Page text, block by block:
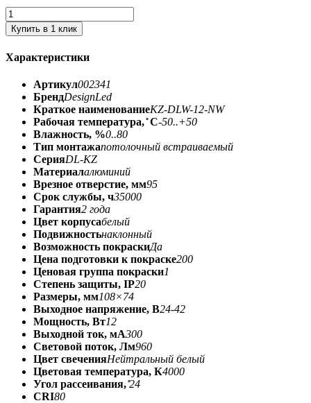
Купить в 1 клик
Характеристики
Артикул002341
БрендDesignLed
Краткое наименованиеKZ-DLW-12-NW
Рабочая температура, ̊ С-50..+50
Влажность, %0..80
Тип монтажапотолочный встраиваемый
СерияDL-KZ
Материалалюминий
Врезное отверстие, мм95
Срок службы, ч35000
Гарантия2 года
Цвет корпусабелый
Подвижностьнаклонный
Возможность покраскиДа
Цена подготовки к покраске200
Ценовая группа покраски1
Степень защиты, IP20
Размеры, мм108×74
Выходное напряжение, В24-42
Мощность, Вт12
Выходной ток, мА300
Световой поток, Лм960
Цвет свеченияНейтральный белый
Цветовая температура, К4000
Угол рассеивания, ̊24
CRI80